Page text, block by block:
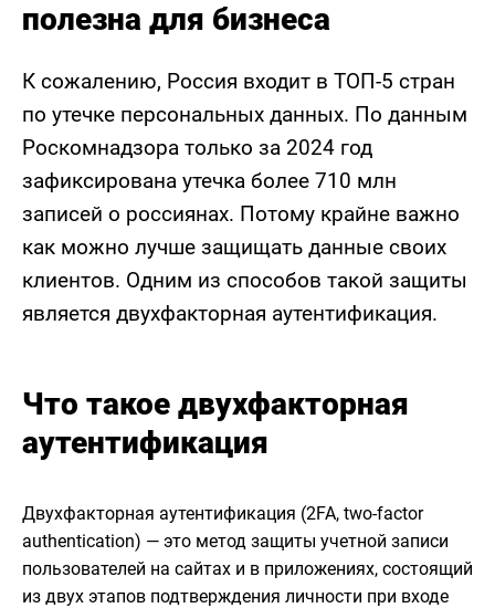
полезна для бизнеса
К сожалению, Россия входит в ТОП-5 стран
по утечке персональных данных. По данным
Роскомнадзора только за 2024 год
зафиксирована утечка более 710 млн
записей о россиянах. Потому крайне важно
как можно лучше защищать данные своих
клиентов. Одним из способов такой защиты
является двухфакторная аутентификация.
Что такое двухфакторная
аутентификация
Двухфакторная аутентификация (2FA, two-factor
authentication) — это метод защиты учетной записи
пользователей на сайтах и в приложениях, состоящий
из двух этапов подтверждения личности при входе